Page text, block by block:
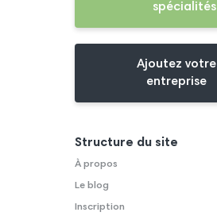
spécialités
Ajoutez votre
entreprise
Structure du site
À propos
Le blog
Inscription